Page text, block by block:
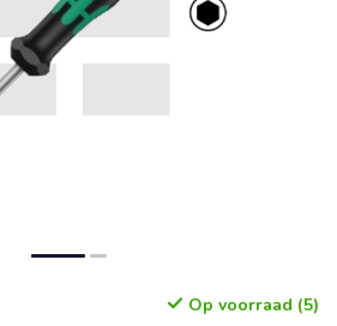
Op voorraad (5)